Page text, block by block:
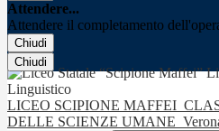
Attendere...
Attendere il completamento
Chiudi
Chiudi
LICEO SCIPIONE MAFFEI
DELLE SCIENZE UMANE